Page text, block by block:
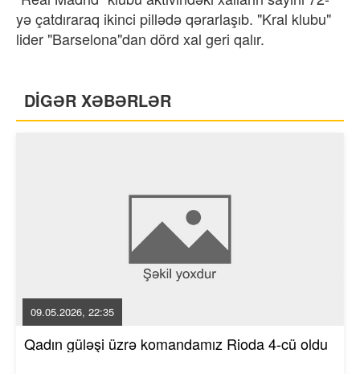
yə çatdıraraq ikinci pillədə qərarlaşıb. "Kral klubu"
lider "Barselona"dan dörd xal geri qalır.
DİGƏR XƏBƏRLƏR
09.05.2026, 22:35
Qadın güləşi üzrə komandamız Rioda 4-cü oldu